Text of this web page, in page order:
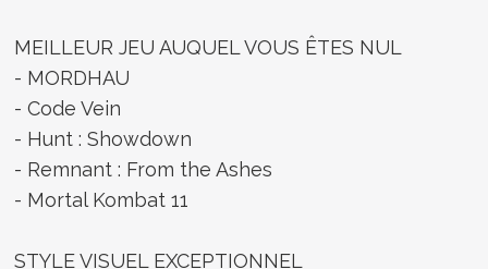
MEILLEUR JEU AUQUEL VOUS ÊTES NUL
- MORDHAU
- Code Vein
- Hunt : Showdown
- Remnant : From the Ashes
- Mortal Kombat 11
STYLE VISUEL EXCEPTIONNEL